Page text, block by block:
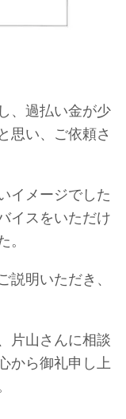
、過払い金が少
思い、ご依頼さ
イメージでした
イスをいただけ
。
説明いただき、
片山さんに相談
から御礼申し上